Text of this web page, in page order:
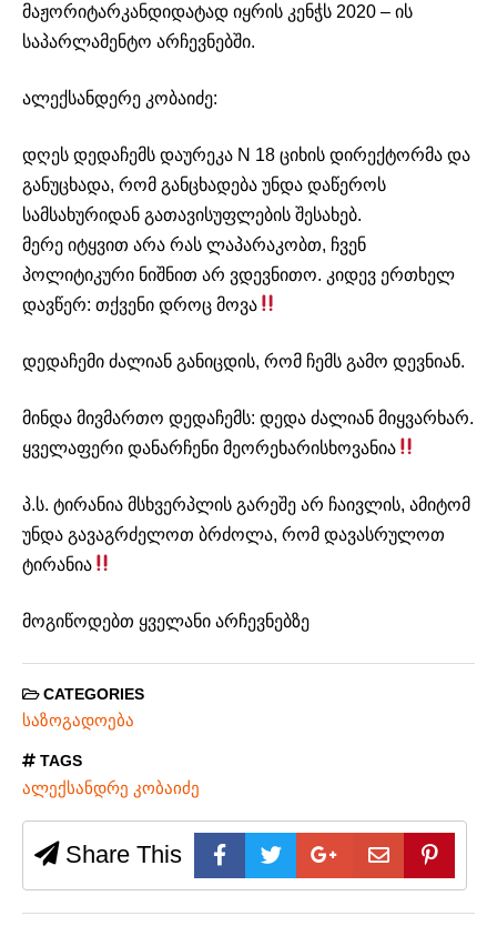
მაჟორიტარკანდიდატად იყრის კენჭს 2020 – ის
საპარლამენტო არჩევნებში.
ალექსანდერე კობაიძე:
დღეს დედაჩემს დაურეკა N 18 ციხის დირექტორმა და
განუცხადა, რომ განცხადება უნდა დაწეროს
სამსახურიდან გათავისუფლების შესახებ.
მერე იტყვით არა რას ლაპარაკობთ, ჩვენ
პოლიტიკური ნიშნით არ ვდევნითო. კიდევ ერთხელ
დავწერ: თქვენი დროც მოვა
დედაჩემი ძალიან განიცდის, რომ ჩემს გამო დევნიან.
მინდა მივმართო დედაჩემს: დედა ძალიან მიყვარხარ.
ყველაფერი დანარჩენი მეორეხარისხოვანია
პ.ს. ტირანია მსხვერპლის გარეშე არ ჩაივლის, ამიტომ
უნდა გავაგრძელოთ ბრძოლა, რომ დავასრულოთ
ტირანია
მოგიწოდებთ ყველანი არჩევნებზე
CATEGORIES
საზოგადოება
TAGS
ალექსანდრე კობაიძე
Share This